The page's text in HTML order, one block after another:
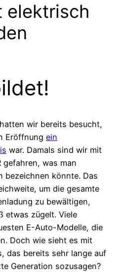
elektrisch
wir bereits besucht,
Eröffnung ein
war. Damals sind wir mit
gefahren, was man
bezeichnen könnte. Das
um die gesamte
zu bewältigen,
etwas zügelt. Viele
E-Auto-Modelle, die
Doch wie sieht es mit
das bereits sehr lange auf
Generation sozusagen?